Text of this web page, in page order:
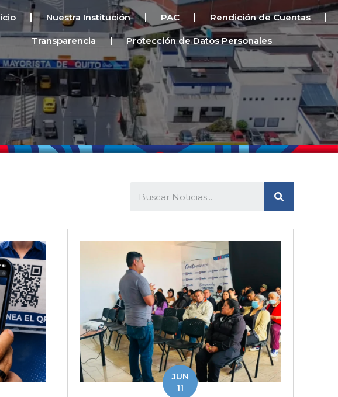
Nuestra Institución PAC Rendición de Cuentas
Transparencia Protección de Datos Personales
a
r
h
JUN
11